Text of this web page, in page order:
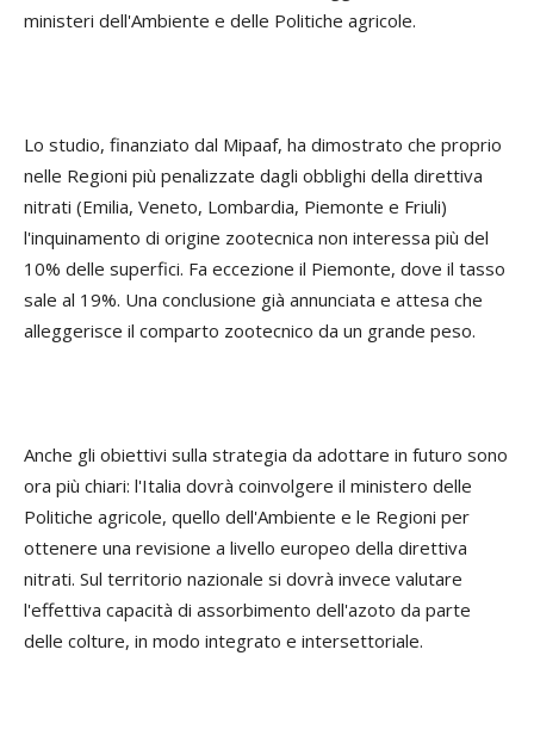
ministeri dell'Ambiente e delle Politiche agricole.
Lo studio, finanziato dal Mipaaf, ha dimostrato che proprio
nelle Regioni più penalizzate dagli obblighi della direttiva
nitrati (Emilia, Veneto, Lombardia, Piemonte e Friuli)
l'inquinamento di origine zootecnica non interessa più del
10% delle superfici. Fa eccezione il Piemonte, dove il tasso
sale al 19%. Una conclusione già annunciata e attesa che
alleggerisce il comparto zootecnico da un grande peso.
Anche gli obiettivi sulla strategia da adottare in futuro sono
ora più chiari: l'Italia dovrà coinvolgere il ministero delle
Politiche agricole, quello dell'Ambiente e le Regioni per
ottenere una revisione a livello europeo della direttiva
nitrati. Sul territorio nazionale si dovrà invece valutare
l'effettiva capacità di assorbimento dell'azoto da parte
delle colture, in modo integrato e intersettoriale.